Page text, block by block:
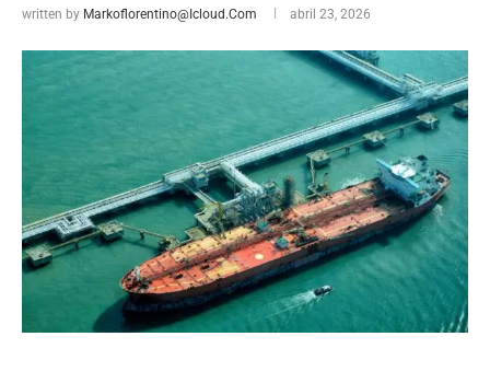
written by Markoflorentino@icloud.com abril 23, 2026